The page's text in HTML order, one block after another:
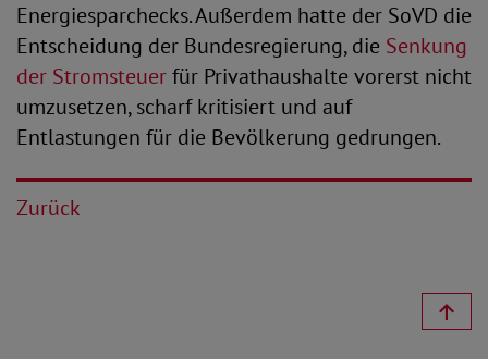
Energiesparchecks. Außerdem hatte der SoVD die
Entscheidung der Bundesregierung, die Senkung
der Stromsteuerfür Privathaushalte vorerst nicht
umzusetzen, scharf kritisiert und auf
Entlastungen für die Bevölkerung gedrungen.
Zurück